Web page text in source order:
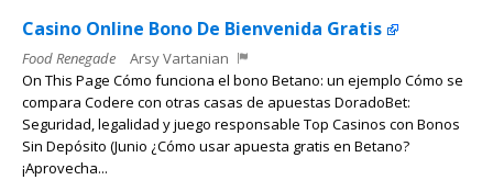
Casino Online Bono De Bienvenida Gratis
Food Renegade
Arsy Vartanian
On This Page Cómo funciona el bono Betano: un ejemplo Cómo se
compara Codere con otras casas de apuestas DoradoBet:
Seguridad, legalidad y juego responsable Top Casinos con Bonos
Sin Depósito (Junio ¿Cómo usar apuesta gratis en Betano?
¡Aprovecha...